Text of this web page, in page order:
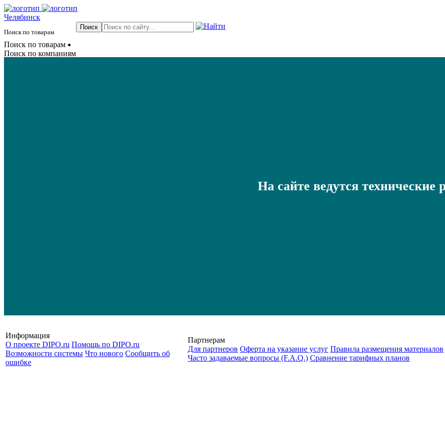
Челябинск
Поиск по товарам
Поиск по товарам
Поиск по компаниям
На сайте ведутся технические
Информация
О проекте DIPO.ru Помощь по DIPO.ru
Возможности системы Что нового Сообщить об
ошибке
Партнерам
Для партнеров Оферта на указание услуг Правила размещения материалов
Часто задаваемые вопросы (F.A.Q.) Cравнение тарифных планов